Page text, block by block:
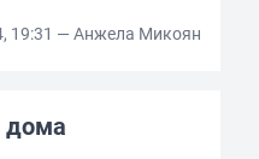
19:31 — Анжела Микоян
дома